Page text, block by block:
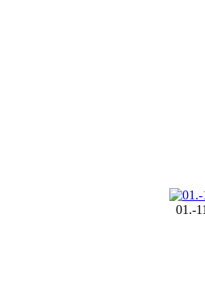
01.-